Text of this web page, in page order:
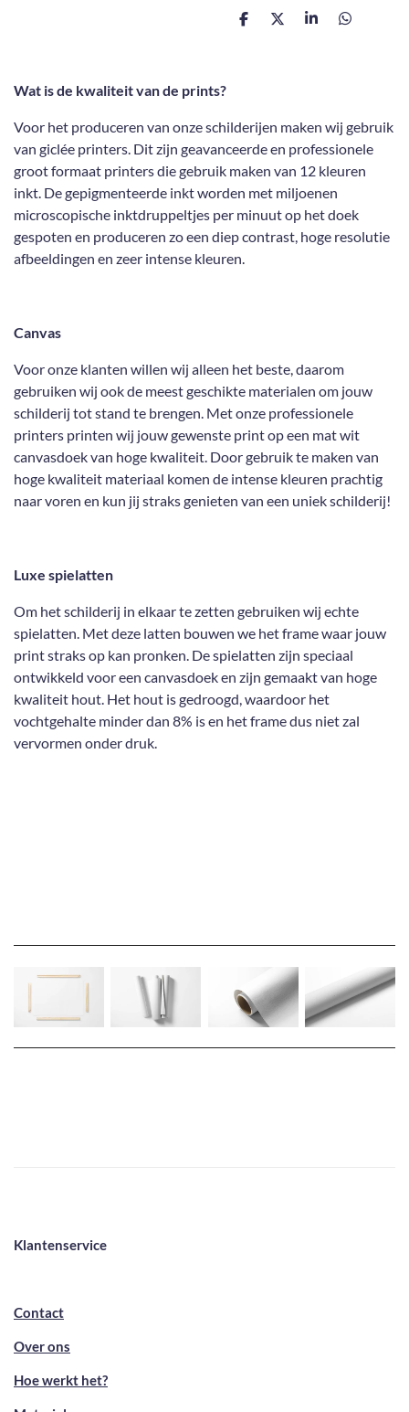
D
D
S
D
Wat is de kwaliteit van de prints?
Voor het produceren van onze schilderijen maken wij gebruik
van giclée printers. Dit zijn geavanceerde en professionele
groot formaat printers die gebruik maken van 12 kleuren
inkt. De gepigmenteerde inkt worden met miljoenen
microscopische inktdruppeltjes per minuut op het doek
gespoten en produceren zo een diep contrast, hoge resolutie
afbeeldingen en zeer intense kleuren.
Canvas
Voor onze klanten willen wij alleen het beste, daarom
gebruiken wij ook de meest geschikte materialen om jouw
schilderij tot stand te brengen. Met onze professionele
printers printen wij jouw gewenste print op een mat wit
canvasdoek van hoge kwaliteit. Door gebruik te maken van
hoge kwaliteit materiaal komen de intense kleuren prachtig
naar voren en kun jij straks genieten van een uniek schilderij!
Luxe spielatten
Om het schilderij in elkaar te zetten gebruiken wij echte
spielatten. Met deze latten bouwen we het frame waar jouw
print straks op kan pronken. De spielatten zijn speciaal
ontwikkeld voor een canvasdoek en zijn gemaakt van hoge
kwaliteit hout. Het hout is gedroogd, waardoor het
vochtgehalte minder dan 8% is en het frame dus niet zal
vervormen onder druk.
Klantenservice
Contact
Over ons
Hoe werkt het?